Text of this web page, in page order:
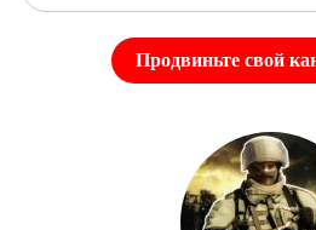
Продвиньте свой